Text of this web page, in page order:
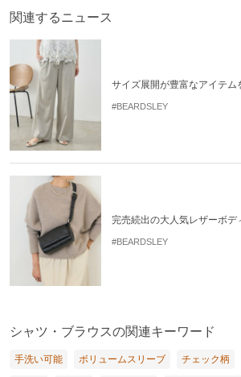
関連するニュース
サイズ展開が豊富なアイテム
#BEARDSLEY
完売続出の大人気レザーボデ
#BEARDSLEY
シャツ・ブラウスの関連キーワード
手洗い可能 ボリュームスリーブ チェック柄